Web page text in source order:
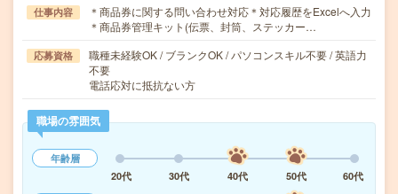
仕事内容
＊商品券に関する問い合わせ対応＊対応履歴をExcelへ入力
＊商品券管理キット(伝票、封筒、ステッカー…
応募資格
職種未経験OK / ブランクOK / パソコンスキル不要 / 英語力
不要
電話応対に抵抗ない方
職場の雰囲気
年齢層
20代
30代 40代 50代
60代